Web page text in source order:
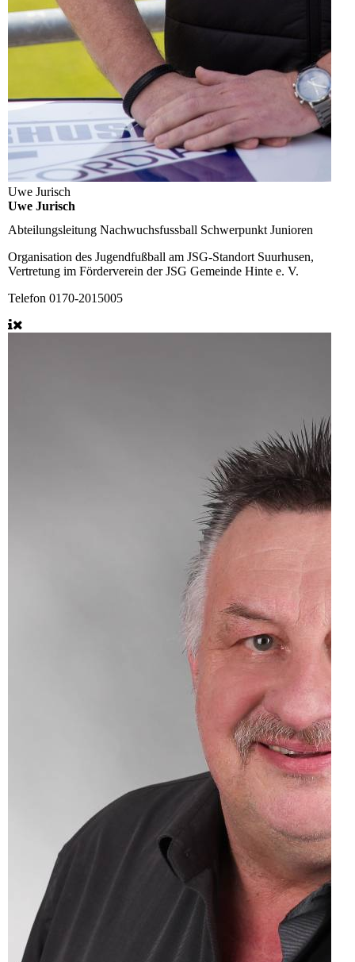
Uwe Jurisch
Uwe Jurisch
Abteilungsleitung Nachwuchsfussball Schwerpunkt Junioren
Organisation des Jugendfußball am JSG-Standort Suurhusen,
Vertretung im Förderverein der JSG Gemeinde Hinte e. V.
Telefon 0170-2015005